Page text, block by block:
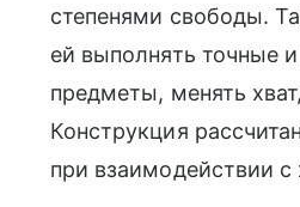
степенями свободы.
ей выполнять точные
предметы, менять
Конструкция
при взаимодействии